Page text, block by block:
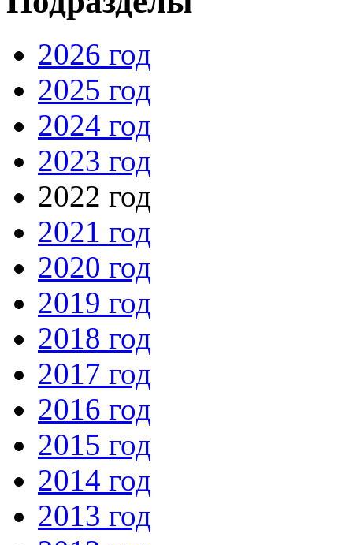
2026 год
2025 год
2024 год
2023 год
2022 год
2021 год
2020 год
2019 год
2018 год
2017 год
2016 год
2015 год
2014 год
2013 год